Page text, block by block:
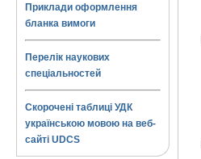
Приклади оформлення
бланка вимоги
Перелік наукових
спеціальностей
Скорочені таблиці УДК
українською мовою на веб-
сайті UDCS